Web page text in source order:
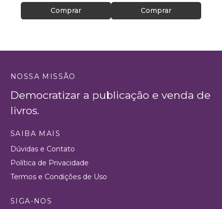
Comprar Comprar
NOSSA MISSÃO
Democratizar a publicação e venda de
livros.
SAIBA MAIS
Dúvidas e Contato
Política de Privacidade
Termos e Condições de Uso
SIGA-NOS